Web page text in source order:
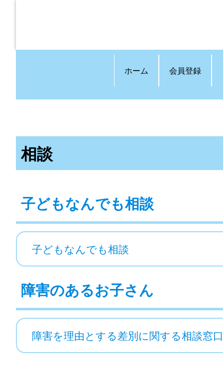
ホーム 会員登録
相談
子どもなんでも相談
子どもなんでも相談
障害のあるお子さん
障害を理由とする差別に関する相談窓口